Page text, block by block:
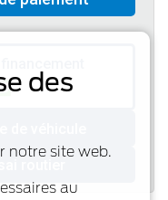
des
notre site web.
au